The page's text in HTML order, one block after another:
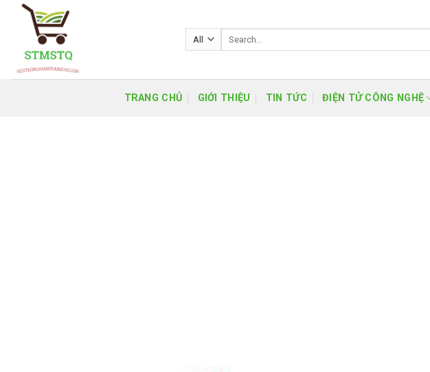
TRANG CHỦ GIỚI THIỆU TIN TỨC ĐIỆN TỬ CÔNG NGHỆ